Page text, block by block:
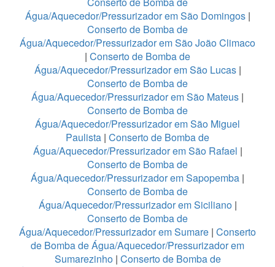
Água/Aquecedor/Pressurizador em São Domingos|
Conserto de Bomba de
Água/Aquecedor/Pressurizador em São João Climaco
| Conserto de Bomba de
Água/Aquecedor/Pressurizador em São Lucas|
Conserto de Bomba de
Água/Aquecedor/Pressurizador em São Mateus |
Conserto de Bomba de
Água/Aquecedor/Pressurizador em São Miguel
Paulista | Conserto de Bomba de
Água/Aquecedor/Pressurizador em São Rafael |
Conserto de Bomba de
Água/Aquecedor/Pressurizador em Sapopemba |
Conserto de Bomba de
Água/Aquecedor/Pressurizador em Siciliano|
Conserto de Bomba de
Água/Aquecedor/Pressurizador em Sumare | Conserto
de Bomba de Água/Aquecedor/Pressurizador em
Sumarezinho| Conserto de Bomba de